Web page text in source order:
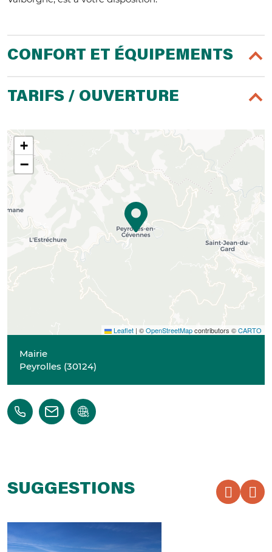
CONFORT ET ÉQUIPEMENTS
TARIFS / OUVERTURE
+
−
Leaflet | ©OpenStreetMapcontributors ©CARTO
Mairie
Peyrolles (30124)
SUGGESTIONS